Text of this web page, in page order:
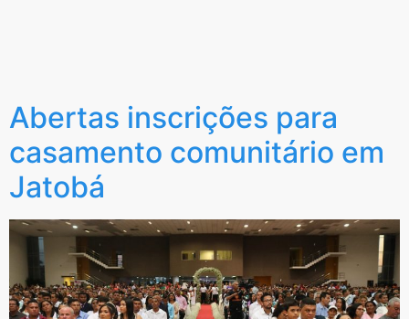
Abertas inscrições para
casamento comunitário em
Jatobá